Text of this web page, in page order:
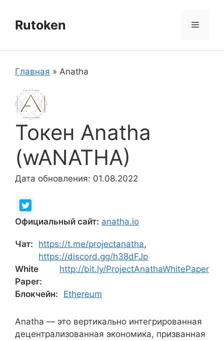
содержимому
Rutoken Меню
Главная » Anatha
Токен Anatha
(wANATHA)
Дата обновления: 01.08.2022
Официальный сайт: anatha.io
Чат: https://t.me/projectanatha,
https://discord.gg/h38dFJp
White
Paper:
http://bit.ly/ProjectAnathaWhitePaper
Блокчейн: Ethereum
Anatha — это вертикально интегрированная
децентрализованная экономика, призванная